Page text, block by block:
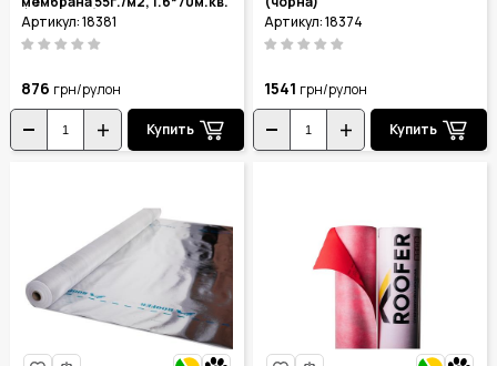
(блакитна)
Артикул: 18381
876 грн/рулон
Купить
Артикул: 18374
1541 грн/рулон
Купить